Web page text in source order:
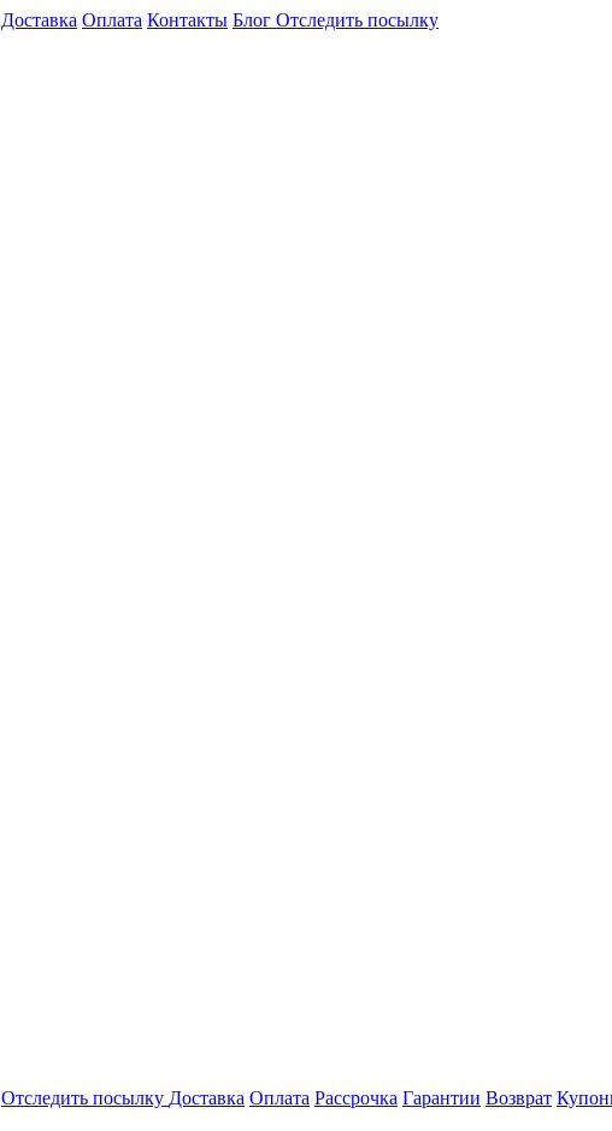
Доставка Оплата Контакты Блог Отследить посылку
Отследить посылку Доставка Оплата Рассрочка Гарантии Возврат